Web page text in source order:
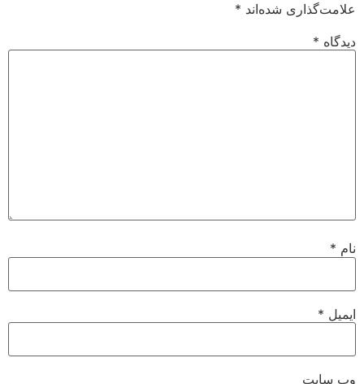
علامت‌گذاری شده‌اند*
دیدگاه*
نام*
ایمیل*
وب‌ سایت